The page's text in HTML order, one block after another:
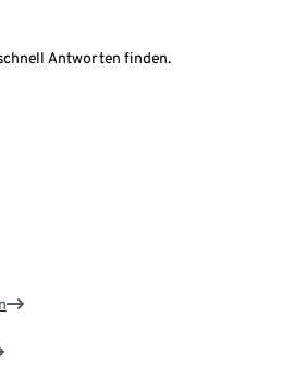
Antworten finden.